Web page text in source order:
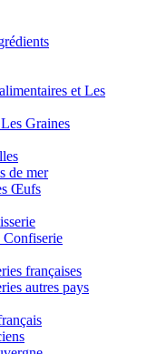
et Les
Graines
de mer
Œufs
Confiserie
françaises
autres pays